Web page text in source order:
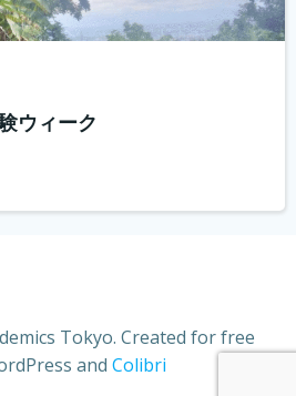
ウィーク
Tokyo. Created for free
and Colibri